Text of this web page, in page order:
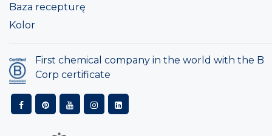
Baza recepturę
Kolor
First chemical company in the world with the B
Corp certificate